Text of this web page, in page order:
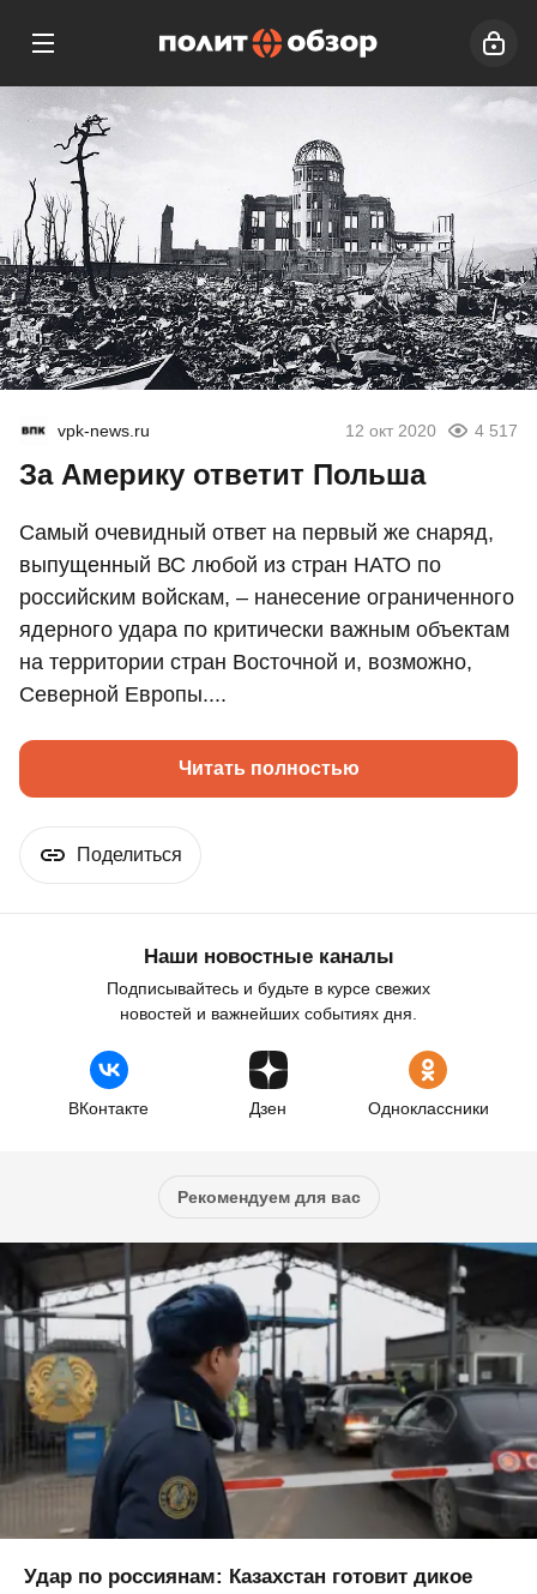
vpk-news.ru 12 окт 2020 4 517
За Америку ответит Польша
Cамый очевидный ответ на первый же снаряд,
выпущенный ВС любой из стран НАТО по
российским войскам, – нанесение ограниченного
ядерного удара по критически важным объектам
на территории стран Восточной и, возможно,
Северной Европы....
Читать полностью
Поделиться
Наши новостные каналы
Подписывайтесь и будьте в курсе свежих
новостей и важнейших событиях дня.
ВКонтакте Дзен Одноклассники
Рекомендуем для вас
Удар по россиянам: Казахстан готовит дикое